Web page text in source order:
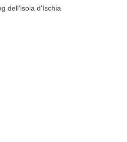
dell'isola d'Ischia